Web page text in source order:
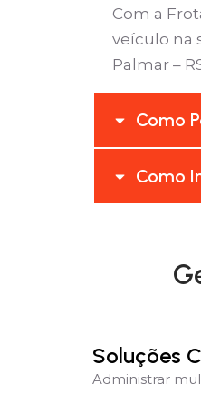
Com a
veículo na
Palmar –
Como
Como
Soluções
Administrar